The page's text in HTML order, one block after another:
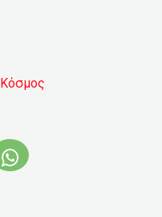
Κόσμος